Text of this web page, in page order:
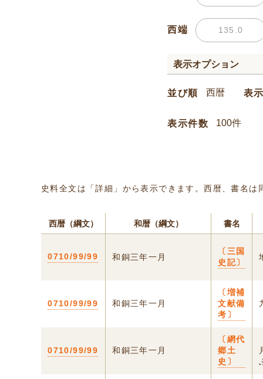
西端
表示オプション
並び順 表
表示件数
史料全文は「詳細」から表示できます。西暦、書名
西暦（綱文） 和暦（綱文） 書名
0710/99/99 和銅三年一月
〔三国
史記〕
0710/99/99 和銅三年一月
〔増補
文献備
考〕
0710/99/99 和銅三年一月
〔網代
郷土
史〕